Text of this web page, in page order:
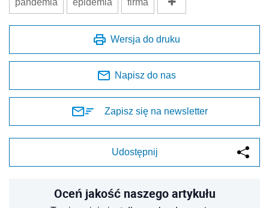
Wersja do druku
Napisz do nas
Zapisz się na newsletter
Udostępnij
Oceń jakość naszego artykułu